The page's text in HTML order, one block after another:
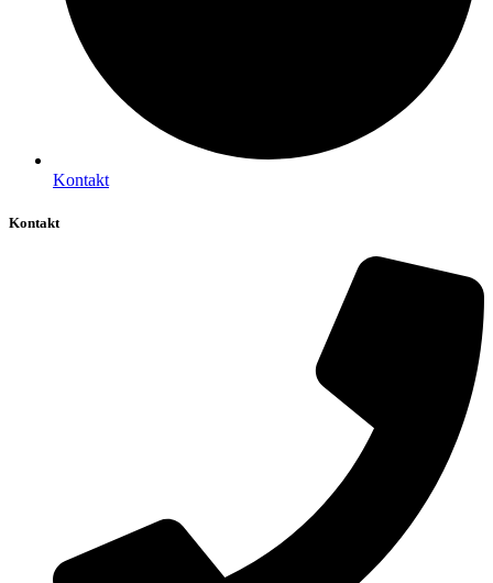
Kontakt
Kontakt